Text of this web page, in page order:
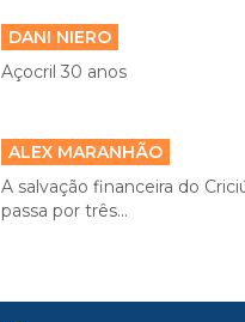
DANI NIERO
Açocril 30 anos
ALEX MARANHÃO
A salvação financeira do
passa por três...